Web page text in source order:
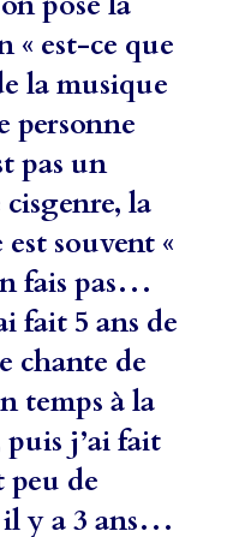
« est-ce que
la musique
personne
pas un
la
souvent «
fais pas…
fait 5 ans de
chante de
temps à la
puis j’ai fait
de
y a 3 ans…